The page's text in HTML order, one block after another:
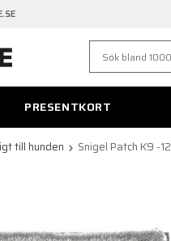
PRESENTKORT
till hunden Snigel Patch K9 -